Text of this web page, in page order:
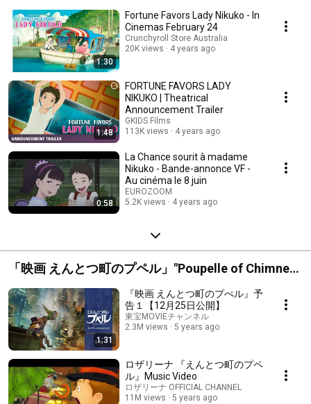
Nikuko"
1:30
Fortune Favors Lady Nikuko - In
Cinemas February 24
Crunchyroll Store Australia
20K views
4 years ago
1:48
FORTUNE FAVORS LADY
NIKUKO | Theatrical
Announcement Trailer
GKIDS Films
113K views
4 years ago
0:58
La Chance sourit à madame
Nikuko - Bande-annonce VF -
Au cinéma le 8 juin
EUROZOOM
5.2K views
4 years ago
「映画 えんとつ町のプペル」"Poupelle of Chimney
Town"
1:31
『映画 えんとつ町のプぺル』予
告１【12月25日公開】
東宝MOVIEチャンネル
2.3M views
5 years ago
ロザリーナ 『えんとつ町のプペ
ル』Music Video
ロザリーナ OFFICIAL CHANNEL
11M views
5 years ago